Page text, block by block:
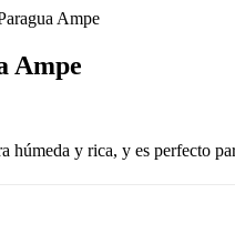
Ampe
Ampe
húmeda y rica, y es perfecto